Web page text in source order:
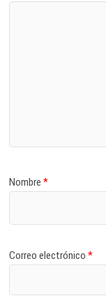
Nombre*
Correo electrónico*